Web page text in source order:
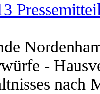
-
nach